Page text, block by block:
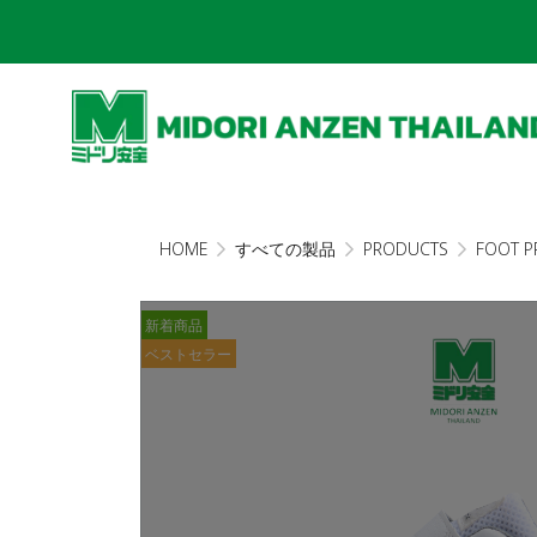
HOME すべての製品 PRODUCTS FOOT
新着商品
ベストセラー